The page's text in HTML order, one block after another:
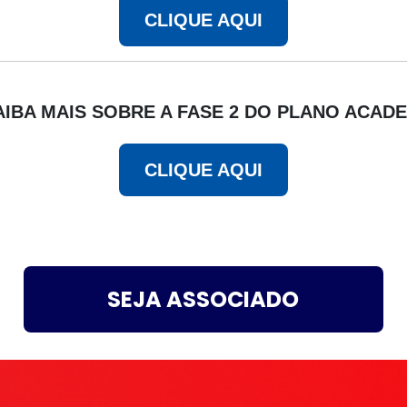
CLIQUE AQUI
MAIS SOBRE A FASE 2 DO PLANO
CLIQUE AQUI
SEJA ASSOCIADO